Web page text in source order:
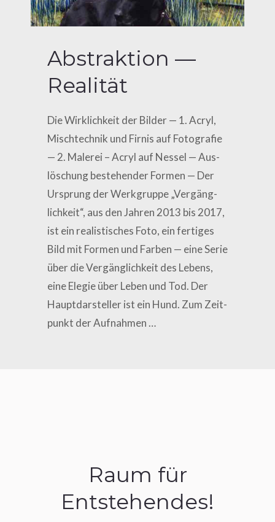
Abstraktion —
Realität
Die Wirk­lich­keit der Bil­der — 1. Acryl,
Misch­tech­nik und Fir­nis auf Foto­gra­fie
— 2. Male­rei – Acryl auf Nes­sel — Aus­
lö­schung bestehen­der For­men — Der
Ursprung der Werk­grup­pe „Ver­gäng­
lich­keit“, aus den Jah­ren 2013 bis 2017,
ist ein rea­lis­ti­sches Foto, ein fer­ti­ges
Bild mit For­men und Far­ben — eine Serie
über die Ver­gäng­lich­keit des Lebens,
eine Ele­gie über Leben und Tod. Der
Haupt­dar­stel­ler ist ein Hund. Zum Zeit­
punkt der Aufnahmen …
Raum für
Entstehendes!